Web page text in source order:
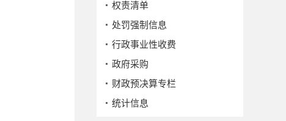
权责清单
处罚强制信息
行政事业性收费
政府采购
财政预决算专栏
统计信息